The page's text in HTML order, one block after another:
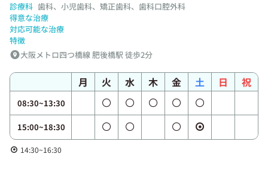
診療科 歯科、小児歯科、矯正歯科、歯科口腔外科
得意な治療
対応可能な治療
特徴
大阪メトロ四つ橋線 肥後橋駅 徒歩2分
月 火 水 木 金 土 日 祝
08:30~13:30
15:00~18:30
14:30~16:30